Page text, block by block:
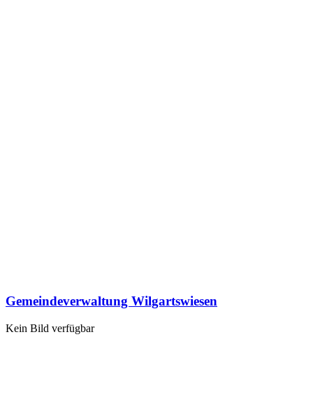
Gemeindeverwaltung Wilgartswiesen
Kein Bild verfügbar